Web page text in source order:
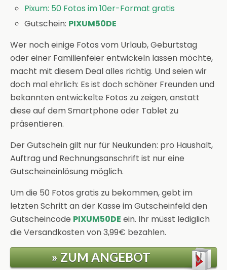
Pixum: 50 Fotos im 10er-Format gratis
Gutschein: PIXUM50DE
Wer noch einige Fotos vom Urlaub, Geburtstag
oder einer Familienfeier entwickeln lassen möchte,
macht mit diesem Deal alles richtig. Und seien wir
doch mal ehrlich: Es ist doch schöner Freunden und
bekannten entwickelte Fotos zu zeigen, anstatt
diese auf dem Smartphone oder Tablet zu
präsentieren.
Der Gutschein gilt nur für Neukunden: pro Haushalt,
Auftrag und Rechnungsanschrift ist nur eine
Gutscheineinlösung möglich.
Um die 50 Fotos gratis zu bekommen, gebt im
letzten Schritt an der Kasse im Gutscheinfeld den
Gutscheincode PIXUM50DE ein. Ihr müsst lediglich
die Versandkosten von 3,99€ bezahlen.
» ZUM ANGEBOT